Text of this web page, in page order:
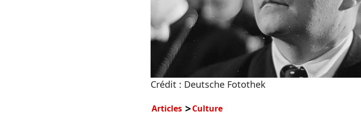
Crédit : Deutsche Fotothek
Articles Culture